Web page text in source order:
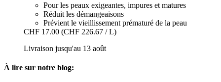
Pour les peaux exigeantes, impures et matures
Réduit les démangeaisons
Prévient le vieillissement prématuré de la peau
CHF 17.00 (CHF 226.67 / L)
Livraison jusqu'au 13 août
À lire sur notre blog: